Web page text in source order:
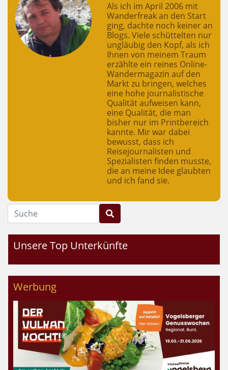
Als ich im April 2006 mit
Wanderfreak an den Start
ging, dachte noch keiner an
Blogs. Viele schüttelten nur
ungläubig den Kopf, als ich
Ihnen von meinem Traum
erzählte ein reines Online-
Wandermagazin auf den
Markt zu bringen, welches
eine hohe journalistische
Qualität aufweisen kann,
eine Qualität, die man
bisher nur im Printbereich
kannte. Mir war dabei
bewusst, dass ich
Reisejournalisten und
Spezialisten finden musste,
die an meine Idee glaubten
und ich fand sie.
Suche
Unsere Top Unterkünfte
Werbung